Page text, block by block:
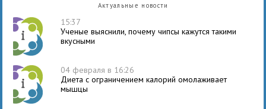
Актуальные новости
15:37
Ученые выяснили, почему чипсы кажутся такими
вкусными
04 февраля в 16:26
Диета с ограничением калорий омолаживает
мышцы